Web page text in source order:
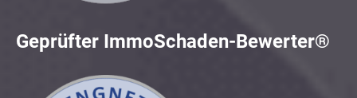
Geprüfter ImmoSchaden-Bewerter®